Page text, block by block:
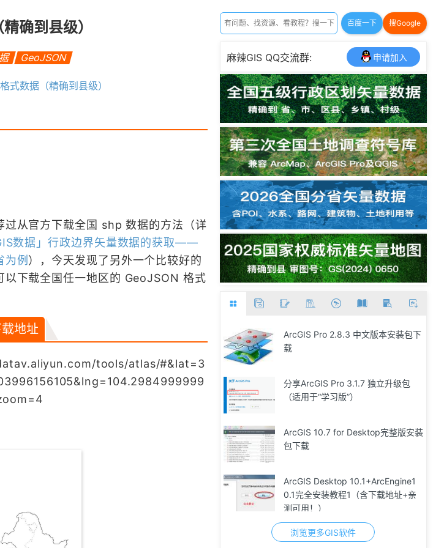
确到县级）
GeoJSON
式数据（精确到县级）
过从官方下载全国 shp 数据的方法（详
数据」行政边界矢量数据的获取——
为例 ），今天发现了另外一个比较好的
以下载全国任一地区的 GeoJSON 格式
地址
tools/atlas/#&lat=3
百度一下 搜Google
麻辣GIS QQ交流群: 申请加入
ArcGIS Pro 2.8.3 中文版本安装包下
载
分享ArcGIS Pro 3.1.7 独立升级包
（适用于“学习版”）
ArcGIS 10.7 for Desktop完整版安装
包下载
ArcGIS Desktop 10.1+ArcEngine1
0.1完全安装教程1（含下载地址+亲
测可用！）
浏览更多GIS软件